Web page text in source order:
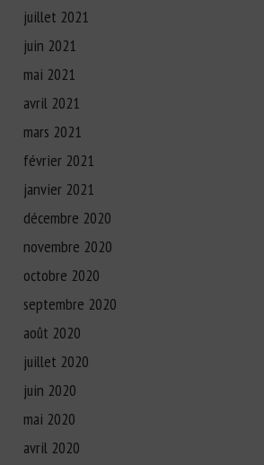
juillet 2021
juin 2021
mai 2021
avril 2021
mars 2021
février 2021
janvier 2021
décembre 2020
novembre 2020
octobre 2020
septembre 2020
août 2020
juillet 2020
juin 2020
mai 2020
avril 2020